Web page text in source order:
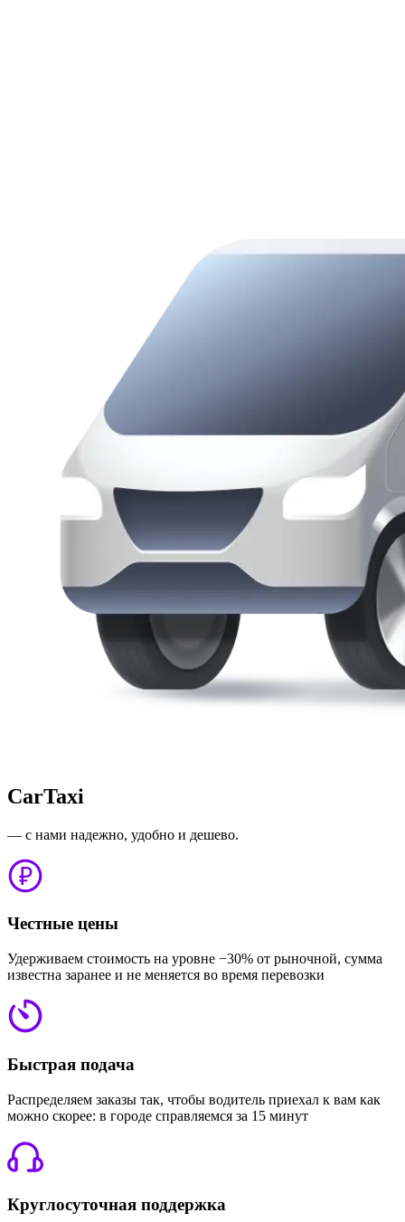
CarTaxi
— с нами надежно, удобно и дешево.
Честные цены
Удерживаем стоимость на уровне −30% от рыночной, сумма
известна заранее и не меняется во время перевозки
Быстрая подача
Распределяем заказы так, чтобы водитель приехал к вам как
можно скорее: в городе справляемся за 15 минут
Круглосуточная поддержка